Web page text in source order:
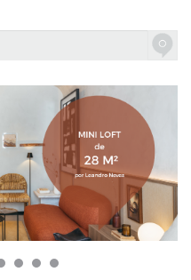
5 6 7 8